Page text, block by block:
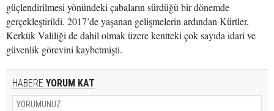
güçlendirilmesi yönündeki çabaların sürdüğü bir dönemde
gerçekleştirildi. 2017’de yaşanan gelişmelerin ardından Kürtler,
Kerkük Valiliği de dahil olmak üzere kentteki çok sayıda idari ve
güvenlik görevini kaybetmişti.
HABERE YORUM KAT